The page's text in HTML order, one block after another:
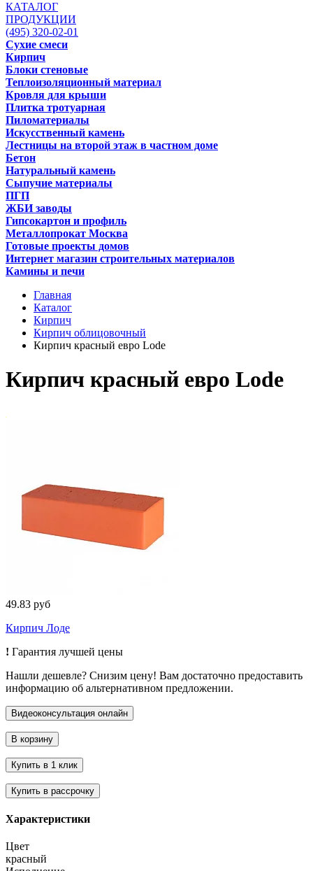
КАТАЛОГ
ПРОДУКЦИИ
(495) 320-02-01
Сухие смеси
Кирпич
Блоки стеновые
Теплоизоляционный материал
Кровля для крыши
Плитка тротуарная
Пиломатериалы
Искусственный камень
Лестницы на второй этаж в частном доме
Бетон
Натуральный камень
Сыпучие материалы
ПГП
ЖБИ заводы
Гипсокартон и профиль
Металлопрокат Москва
Готовые проекты домов
Интернет магазин строительных материалов
Камины и печи
Главная
Каталог
Кирпич
Кирпич облицовочный
Кирпич красный евро Lode
Кирпич красный евро Lode
49.83 руб
Кирпич Лоде
! Гарантия лучшей цены
Нашли дешевле? Снизим цену! Вам достаточно предоставить
информацию об альтернативном предложении.
Характеристики
Цвет
красный